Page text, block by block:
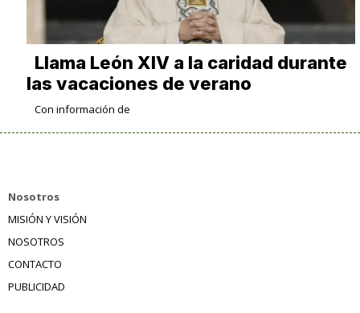
Llama León XIV a la caridad durante
las vacaciones de verano
Con información de
Nosotros
MISIÓN Y VISIÓN
NOSOTROS
CONTACTO
PUBLICIDAD